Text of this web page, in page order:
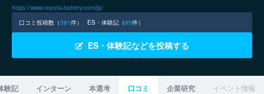
https://www.toyota-battery.com/jp/
口コミ投稿数（391件） ES・体験記（65件）
ES・体験記などを投稿する
験記 インターン 本選考 口コミ 企業研究 イベント情報